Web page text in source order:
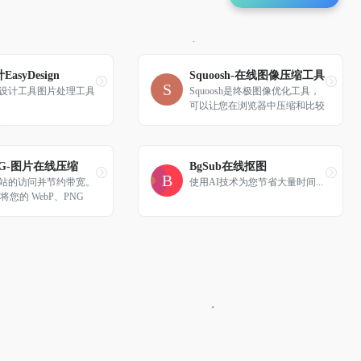
计工具图片处理工具
Squoosh-在线图像压缩工具
Squoosh是终极图像优化工具，
可以让您在浏览器中压缩和比较
图片在线压缩
的访问并节约带宽。
您的 WebP、PNG
BgSub在线抠图
使用AI技术为您节省大量时间...